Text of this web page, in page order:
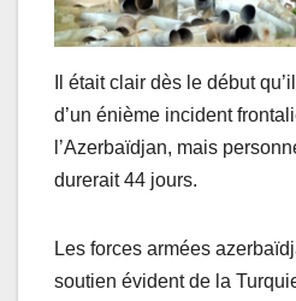
Il était clair dès le début
d’un énième incident
l’Azerbaïdjan, mais
durerait 44 jours.
Les forces armées
soutien évident de la